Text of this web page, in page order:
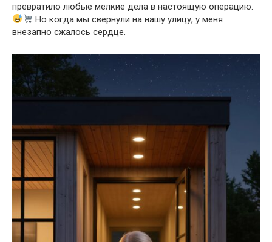
превратило любые мелкие дела в настоящую операцию.
Но когда мы свернули на нашу улицу, у меня
внезапно сжалось сердце.